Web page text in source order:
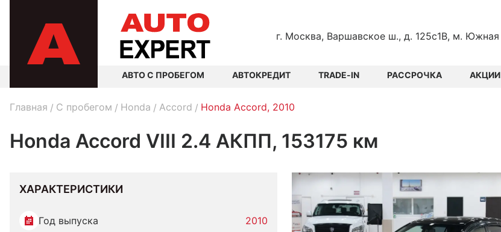
г. Москва, Варшавское ш., д. 125с1В, м. Южная
АВТО С ПРОБЕГОМ АВТОКРЕДИТ TRADE-IN РАССРОЧКА АКЦИИ
Главная C пробегом Honda Accord Honda Accord, 2010
Honda Accord VIII 2.4 АКПП, 153175 км
ХАРАКТЕРИСТИКИ
Год выпуска 2010